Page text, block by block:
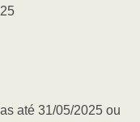
até 31/05/2025 ou